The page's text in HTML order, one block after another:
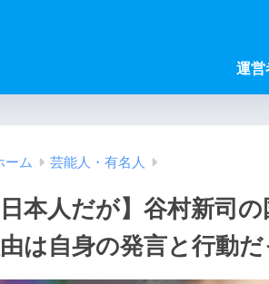
運営
ーム 芸能人・有名人
日本人だが】谷村新司
は自身の発言と行動だ